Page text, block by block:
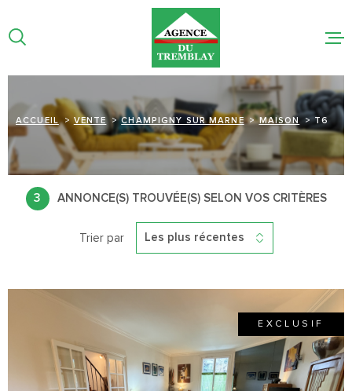
au
menu
au
contenu
NOS
NOTRE
LIGNE
CONTACT
ACCUEIL VENTE CHAMPIGNY SUR MARNE MAISON T6
3 ANNONCE(S) TROUVÉE(S) SELON VOS CRITÈRES
Trier par Les plus récentes
EXCLUSIF